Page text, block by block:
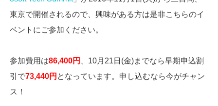
東京で開催されるので、興味がある方は是非こちらのイ
ベントにご参加ください。
参加費用は86,400円
、10月21日(金)までなら早期申込割
引で73,440円 となっています。申し込むなら今がチャン
ス！